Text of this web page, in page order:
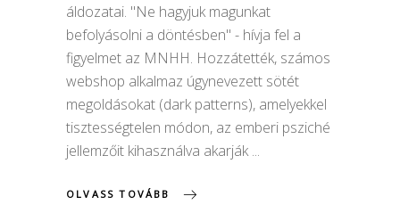
áldozatai. "Ne hagyjuk magunkat
befolyásolni a döntésben" - hívja fel a
figyelmet az MNHH. Hozzátették, számos
webshop alkalmaz úgynevezett sötét
megoldásokat (dark patterns), amelyekkel
tisztességtelen módon, az emberi psziché
jellemzőit kihasználva akarják
OLVASS TOVÁBB